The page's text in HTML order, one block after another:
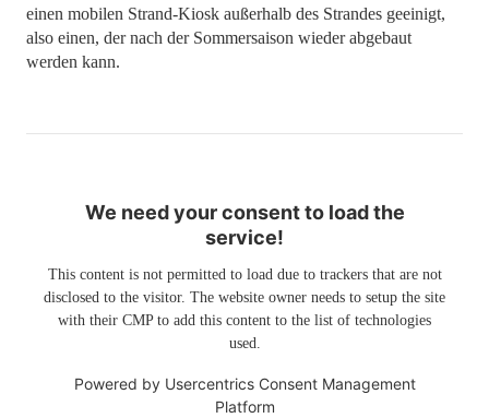
einen mobilen Strand-Kiosk außerhalb des Strandes geeinigt,
also einen, der nach der Sommersaison wieder abgebaut
werden kann.
We need your consent to load the
service!
This content is not permitted to load due to trackers that are not
disclosed to the visitor. The website owner needs to setup the site
with their CMP to add this content to the list of technologies
used.
Powered by Usercentrics Consent Management
Platform